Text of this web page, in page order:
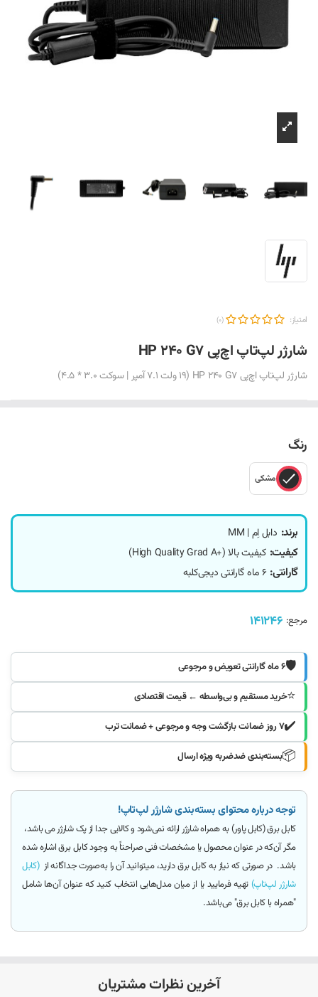
شارژر لپ‌تاپ اچ‌پی HP 240 G7
شارژر لپ‌تاپ اچ‌پی HP 240 G7 (19 ولت 7.1 آمپر | سوکت 3.0 * 4.5)
امتیاز: (0)
رنگ
مشکی
برند: دابل اِم | MM
کیفیت: کیفیت بالا (+High Quality Grad A)
گارانتی: 6 ماه گارانتی دیجی‌کلبه
مرجع: 141246
🛡️۶ ماه گارانتی تعویض و مرجوعی
⭐خرید مستقیم و بی‌واسطه ← قیمت اقتصادی
✔️۷ روز ضمانت بازگشت وجه و مرجوعی + ضمانت ترب
📦بسته‌بندی ضدضربه ویژه ارسال
توجه درباره محتوای بسته‌بندی شارژر لپ‌تاپ!
کابل برق (کابل پاور)به همراه شارژر ارائه نمی‌شود و کالایی جدا از پک شارژر می باشد،
مگر آن‌کهدر عنوان محصول یا مشخصات فنی صراحتاً به وجود کابل برق اشاره شده
باشد. در صورتی که نیاز به کابل برق دارید، میتوانید آن را به‌صورت جداگانه از (کابل
شارژر لپ‌تاپ) تهیه فرمایید یا از میان مدل‌هایی انتخاب کنید که عنوان آن‌ها شامل
"همراه با کابل برق"می‌باشد.
آخرین نظرات مشتریان